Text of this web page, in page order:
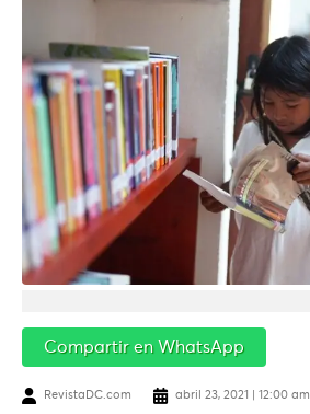
Compartir en WhatsApp
RevistaDC.com abril 23, 2021 | 12:00 am